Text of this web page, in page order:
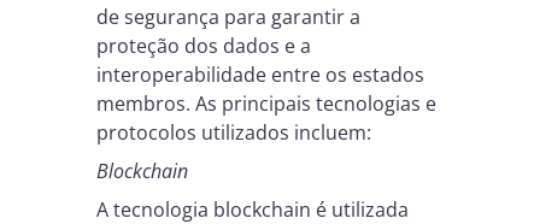
de segurança para garantir a
proteção dos dados e a
interoperabilidade entre os estados
membros. As principais tecnologias e
protocolos utilizados incluem:
Blockchain
A tecnologia blockchain é utilizada